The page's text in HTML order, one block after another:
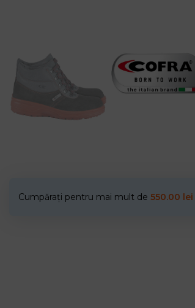
Cumpărați pentru mai mult de 550.00 lei